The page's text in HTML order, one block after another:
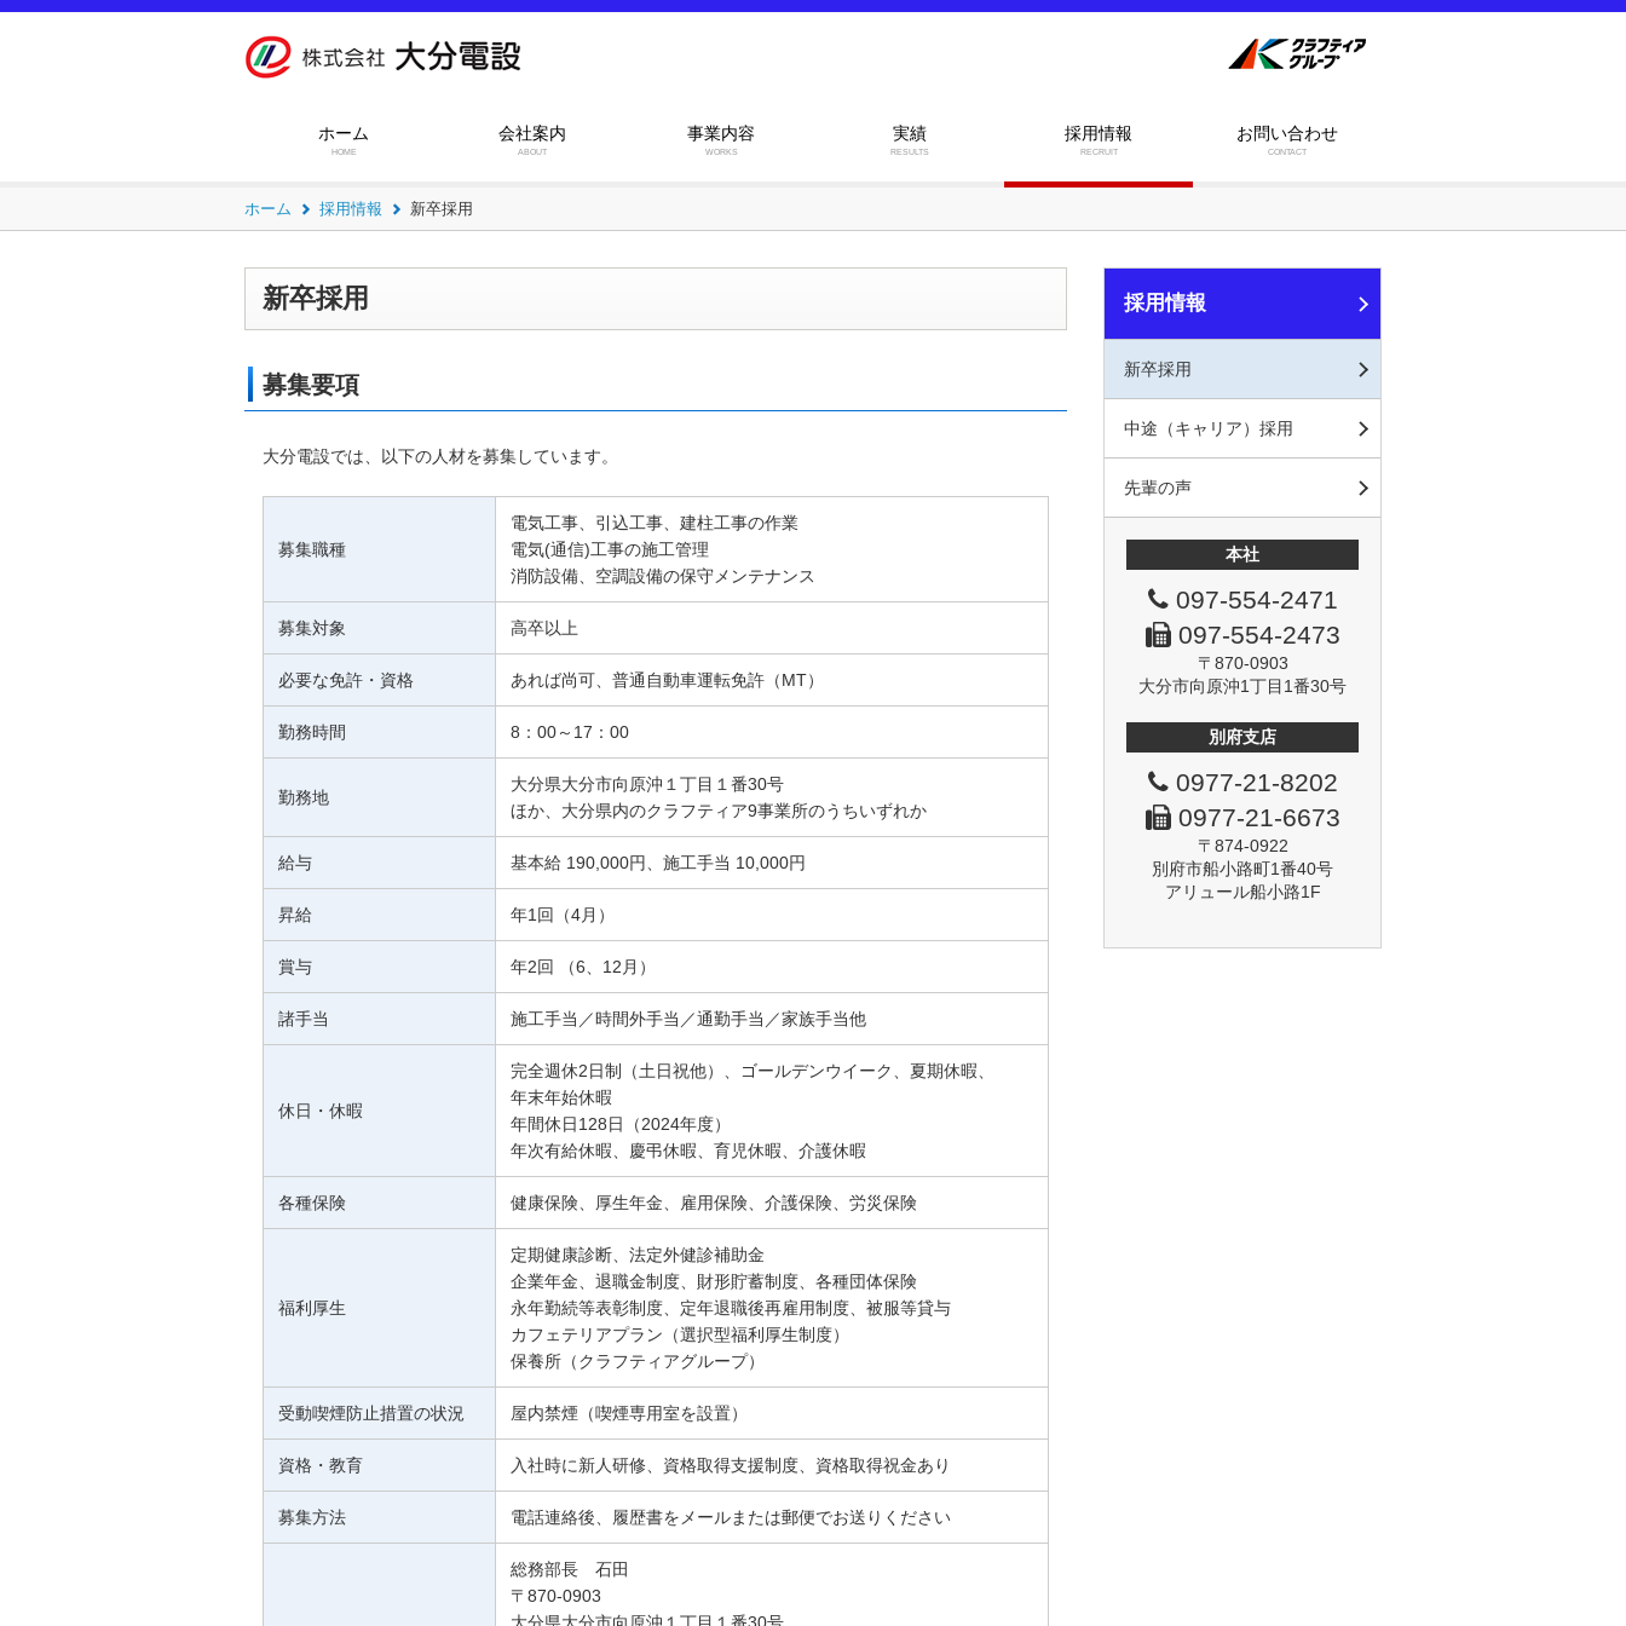
ホーム
HOME
会社案内
ABOUT
事業内容
WORKS
実績
RESULTS
採用情報
RECRUIT
お問い合わせ
CONTACT
ホーム 採用情報 新卒採用
新卒採用
募集要項
大分電設では、以下の人材を募集しています。
募集職種
電気工事、引込工事、建柱工事の作業
電気(通信)工事の施工管理
消防設備、空調設備の保守メンテナンス
募集対象 高卒以上
必要な免許・資格 あれば尚可、普通自動車運転免許（MT）
勤務時間 8：00～17：00
勤務地
大分県大分市向原沖１丁目１番30号
ほか、大分県内のクラフティア9事業所のうちいずれか
給与 基本給 190,000円、施工手当 10,000円
昇給 年1回（4月）
賞与 年2回 （6、12月）
諸手当 施工手当／時間外手当／通勤手当／家族手当他
休日・休暇
完全週休2日制（土日祝他）、ゴールデンウイーク、夏期休暇、
年末年始休暇
年間休日128日（2024年度）
年次有給休暇、慶弔休暇、育児休暇、介護休暇
各種保険 健康保険、厚生年金、雇用保険、介護保険、労災保険
福利厚生
定期健康診断、法定外健診補助金
企業年金、退職金制度、財形貯蓄制度、各種団体保険
永年勤続等表彰制度、定年退職後再雇用制度、被服等貸与
カフェテリアプラン（選択型福利厚生制度）
保養所（クラフティアグループ）
受動喫煙防止措置の状況 屋内禁煙（喫煙専用室を設置）
資格・教育 入社時に新人研修、資格取得支援制度、資格取得祝金あり
募集方法 電話連絡後、履歴書をメールまたは郵便でお送りください
総務部長 石田
〒870-0903
採用情報
新卒採用
中途（キャリア）採用
先輩の声
本社
097-554-2471
097-554-2473
〒870-0903
大分市向原沖1丁目1番30号
別府支店
0977-21-8202
0977-21-6673
〒874-0922
別府市船小路町1番40号
アリュール船小路1F